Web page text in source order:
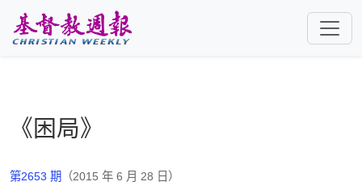
《困局》
第2653 期 （2015 年 6 月 28 日）